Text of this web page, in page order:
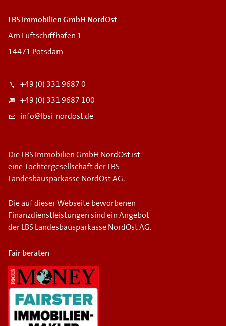
LBS Immobilien GmbH NordOst
Am Luftschiffhafen 1
14471 Potsdam
+49 (0) 331 9687 0
+49 (0) 331 9687 100
info@lbsi-nordost.de
Die LBS Immobilien GmbH NordOst ist
eine Tochtergesellschaft der LBS
Landesbausparkasse NordOst AG.
Die auf dieser Webseite beworbenen
Finanzdienstleistungen sind ein Angebot
der LBS Landesbausparkasse NordOst AG.
Fair beraten